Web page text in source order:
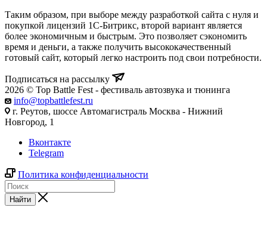
Таким образом, при выборе между разработкой сайта с нуля и
покупкой лицензий 1С-Битрикс, второй вариант является
более экономичным и быстрым. Это позволяет сэкономить
время и деньги, а также получить высококачественный
готовый сайт, который легко настроить под свои потребности.
Подписаться на рассылку
2026 © Top Battle Fest - фестиваль автозвука и тюнинга
info@topbattlefest.ru
г. Реутов, шоссе Автомагистраль Москва - Нижний
Новгород, 1
Вконтакте
Telegram
Политика конфиденциальности
Найти